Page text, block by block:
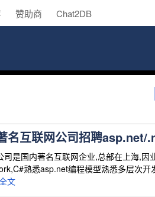
赞助商 Chat2DB
名互联网公司招聘asp.net/
司是国内著名互联网企业,总部在上海,
熟悉asp.net编程模型熟悉多层次
文